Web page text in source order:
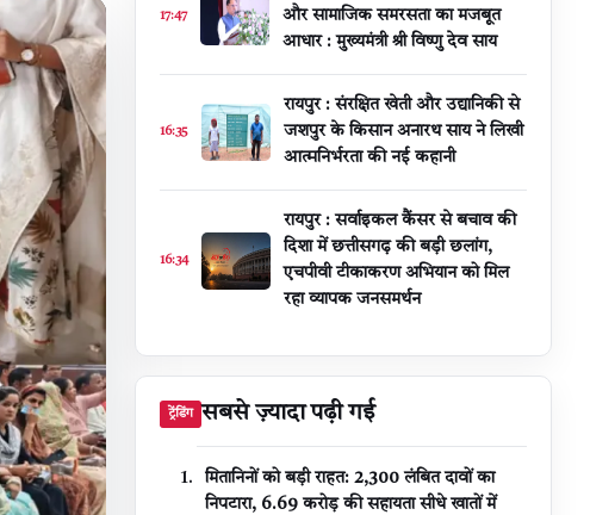
17:47
और सामाजिक समरसता का मजबूत
आधार : मुख्यमंत्री श्री विष्णु देव साय
16:35
रायपुर : संरक्षित खेती और उद्यानिकी से
जशपुर के किसान अनारथ साय ने लिखी
आत्मनिर्भरता की नई कहानी
16:34
रायपुर : सर्वाइकल कैंसर से बचाव की
दिशा में छत्तीसगढ़ की बड़ी छलांग,
एचपीवी टीकाकरण अभियान को मिल
रहा व्यापक जनसमर्थन
ट्रेंडिंग सबसे ज़्यादा पढ़ी गई
मितानिनों को बड़ी राहत: 2,300 लंबित दावों का
निपटारा, ₹6.69 करोड़ की सहायता सीधे खातों में